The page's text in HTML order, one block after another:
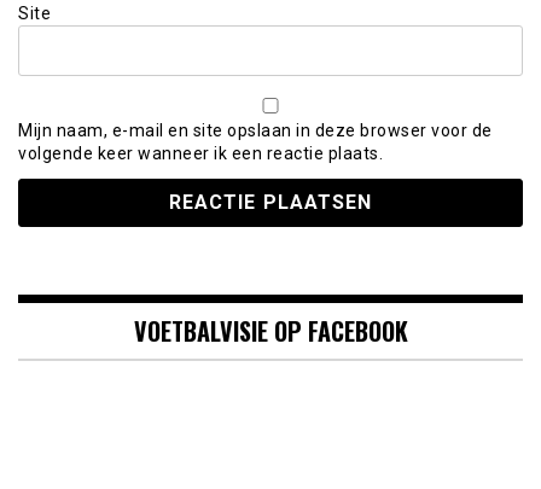
Site
Mijn naam, e-mail en site opslaan in deze browser voor de
volgende keer wanneer ik een reactie plaats.
VOETBALVISIE OP FACEBOOK